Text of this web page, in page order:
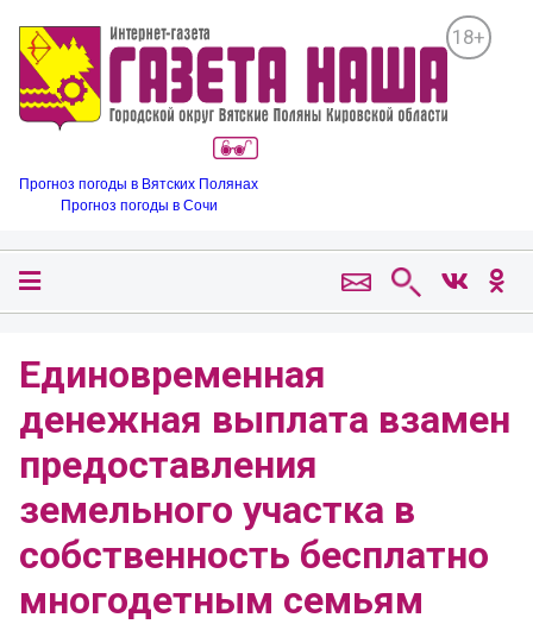
18+
Прогноз погоды в Вятских Полянах
Прогноз погоды в Сочи
Единовременная
денежная выплата взамен
предоставления
земельного участка в
собственность бесплатно
многодетным семьям